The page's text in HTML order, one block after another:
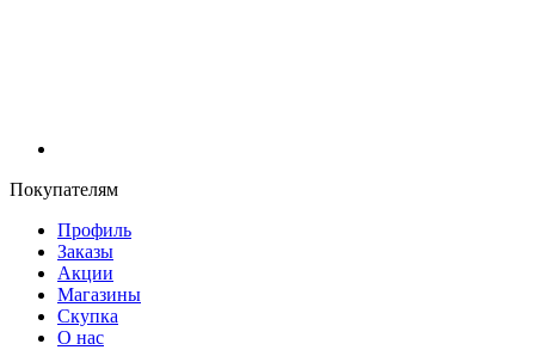
Покупателям
Профиль
Заказы
Акции
Магазины
Скупка
О нас